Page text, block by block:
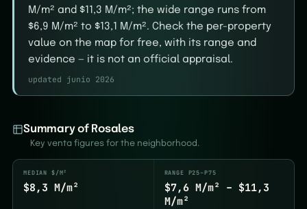
M/m² and $11,3 M/m²; the wide range runs from
$6,9 M/m² to $13,1 M/m². Check the per-property
value on the map for free, with its range and
evidence — it is not an official appraisal.
updated junio 2026
Summary of Rosales
Key venta figures for the neighborhood.
MEDIAN $/M²
$8,3 M/m²
RANGE P25–P75
$7,6 M/m² – $11,3
M/m²